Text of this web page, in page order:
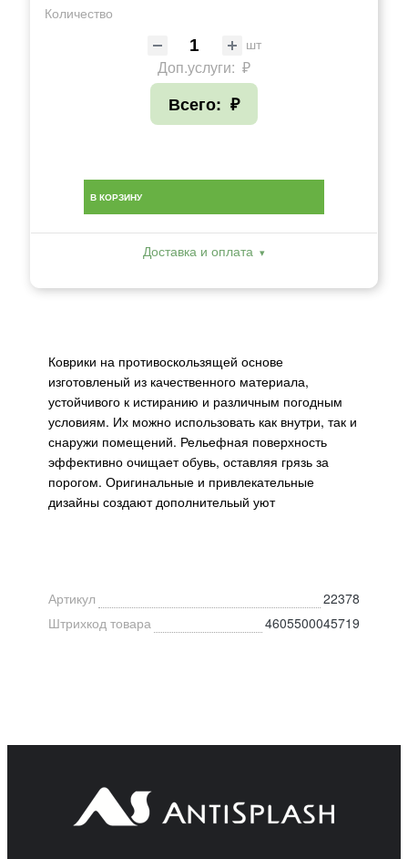
Количество
шт
Доп.услуги: ₽
Всего: ₽
В КОРЗИНУ
Доставка и оплата
Коврики на противоскользящей основе
изготовленый из качественного материала,
устойчивого к истиранию и различным погодным
условиям. Их можно использовать как внутри, так и
снаружи помещений. Рельефная поверхность
эффективно очищает обувь, оставляя грязь за
порогом. Оригинальные и привлекательные
дизайны создают дополнительый уют
Артикул
22378
Штрихкод товара
4605500045719